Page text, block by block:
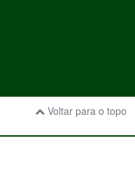
Voltar para o topo